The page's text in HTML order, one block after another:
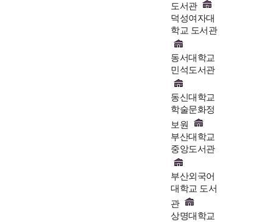
도서관
덕성여자대
학교 도서관
동서대학교
민석도서관
동신대학교
학술문화정
보원
부산대학교
중앙도서관
부산외국어
대학교 도서
관
상명대학교